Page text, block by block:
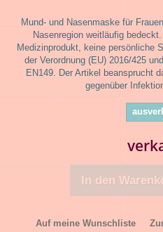
Mund- und Nasenmaske für
Nasenregion weitläufig
Medizinprodukt, keine persönliche
der Verordnung (EU) 2016/425
EN149. Der Artikel beansprucht
gegenüber
In den
Auf meine Wunschliste